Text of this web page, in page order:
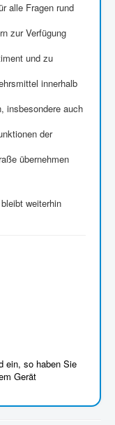
alle Fragen rund
zur Verfügung
und zu
innerhalb
insbesondere auch
der
übernehmen
bleibt weiterhin
ein, so haben Sie
Gerät